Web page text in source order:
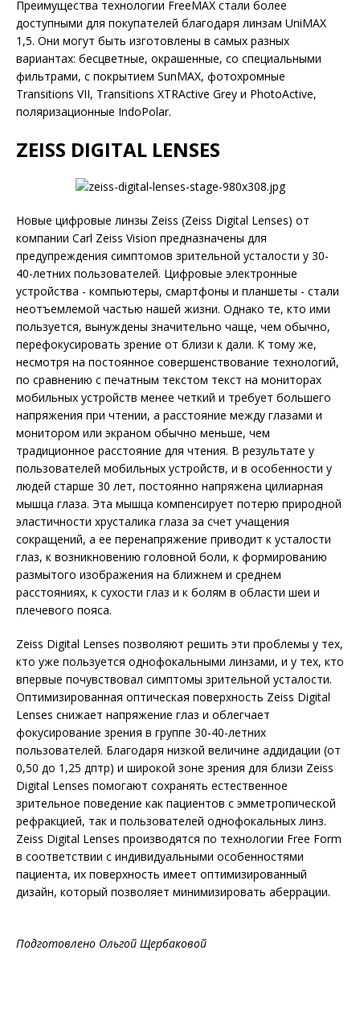
Преимущества технологии FreeMAX стали более
доступными для покупателей благодаря линзам UniMAX
1,5. Они могут быть изготовлены в самых разных
вариантах: бесцветные, окрашенные, со специальными
фильтрами, с покрытием SunMAX, фотохромные
Transitions VII, Transitions XTRActive Grey и PhotoActive,
поляризационные IndoPolar.
ZEISS DIGITAL LENSES
Новые цифровые линзы Zeiss (Zeiss Di­gital Lenses) от
компании Carl Zeiss Vision предназначены для
предупреждения симптомов зрительной усталости у 30-
40-летних пользователей. Цифро­вые электронные
устройства - компьютеры, смартфоны и планшеты - стали
неотъемлемой частью нашей жизни. Однако те, кто ими
пользуется, вынуждены значительно чаще, чем обычно,
перефокусировать зрение от близи к дали. К тому же,
несмотря на постоянное совершенствование технологий,
по сравнению с печатным текстом текст на мониторах
мобильных устройств менее четкий и требует большего
напряжения при чтении, а расстояние между глазами и
монитором или экраном обычно меньше, чем
традиционное расстояние для чтения. В результате у
пользователей мобильных устройств, и в особенности у
людей старше 30 лет, постоянно напряжена цилиарная
мышца глаза. Эта мышца компенсирует потерю природной
эластичности хрусталика глаза за счет учащения
сокращений, а ее перенапряжение приводит к усталости
глаз, к возникновению головной боли, к формированию
размытого изображения на ближнем и среднем
расстояниях, к сухости глаз и к болям в области шеи и
плечевого пояса.
Zeiss Digital Lenses позволяют решить эти проблемы у тех,
кто уже пользуется однофокальными линзами, и у тех, кто
впервые почувствовал симптомы зрительной усталости.
Оптимизированная оптическая поверхность Zeiss Digi­tal
Lenses снижает напряжение глаз и облегчает
фокусирование зрения в группе 30-40-летних
пользователей. Благодаря низкой величине аддидации (от
0,50 до 1,25 дптр) и широкой зоне зрения для близи Zeiss
Digital Lenses помогают сохранять естественное
зрительное поведение как пациентов с эмметропической
рефракцией, так и пользователей однофокальных линз.
Zeiss Digital Lenses производятся по технологии Free Form
в соответствии с индивидуальными особенностями
пациента, их поверхность имеет оптимизированный
дизайн, который позволяет минимизировать аберрации.
Подготовлено Ольгой Щербаковой